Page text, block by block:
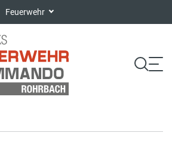
Feuerwehr